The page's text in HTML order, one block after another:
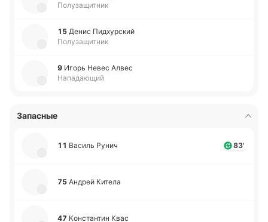
Полузащитник
15 Денис Пи­дху­рский
Полузащитник
9 Игорь Невес Алвес
Нападающий
Запасные
11 Василь Рунич 83'
75 Андрей Китела
47 Ко­нста­нтин Квас